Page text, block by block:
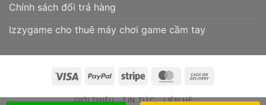
Chính sách đổi trả hàng
Izzygame cho thuê máy chơi game cầm tay
Visa PayPal Stripe MasterCard
Delivery
GIỚI THIỆU TIN TỨC LIÊN HỆ